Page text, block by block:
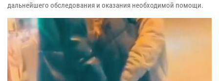
дальнейшего обследования и оказания необходимой помощи.